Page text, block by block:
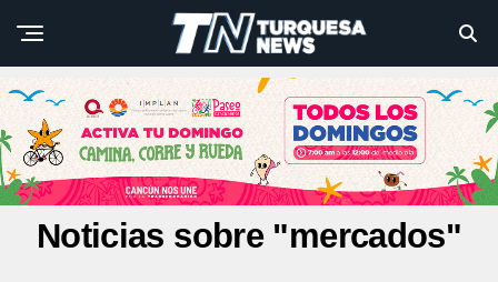
Noticias sobre "mercados"